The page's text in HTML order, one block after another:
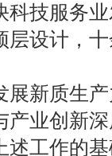
科技服务
层设计，
新质生产
产业创新
述工作的